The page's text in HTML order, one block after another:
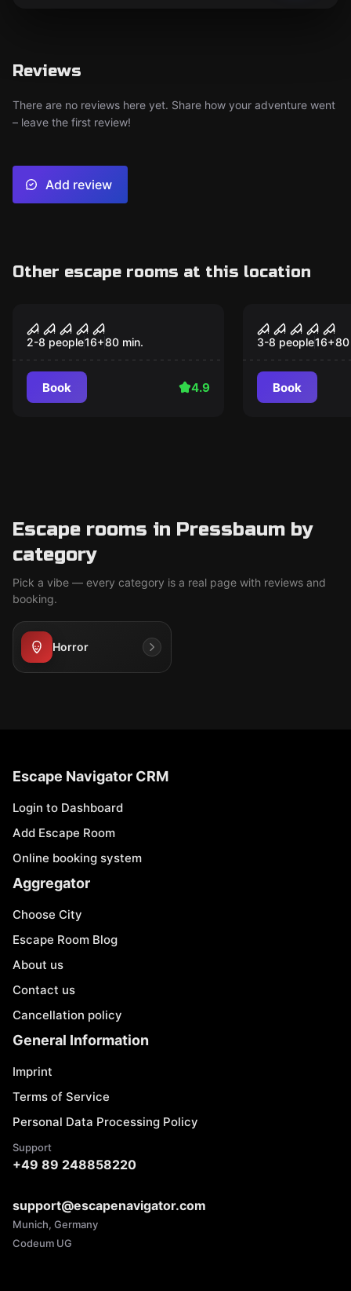
Reviews
There are no reviews here yet. Share how your adventure went
– leave the first review!
Add review
Other escape rooms at this location
Project x
2-8 people16+80 min.
Book 4.9
Night
3-8 people16+80
Book
Escape rooms in Pressbaum by
category
Pick a vibe — every category is a real page with reviews and
booking.
Horror
Escape Navigator CRM
Login to Dashboard
Add Escape Room
Online booking system
Aggregator
Choose City
Escape Room Blog
About us
Contact us
Cancellation policy
General Information
Imprint
Terms of Service
Personal Data Processing Policy
Support
+49 89 248858220
support@escapenavigator.com
Munich, Germany
Codeum UG